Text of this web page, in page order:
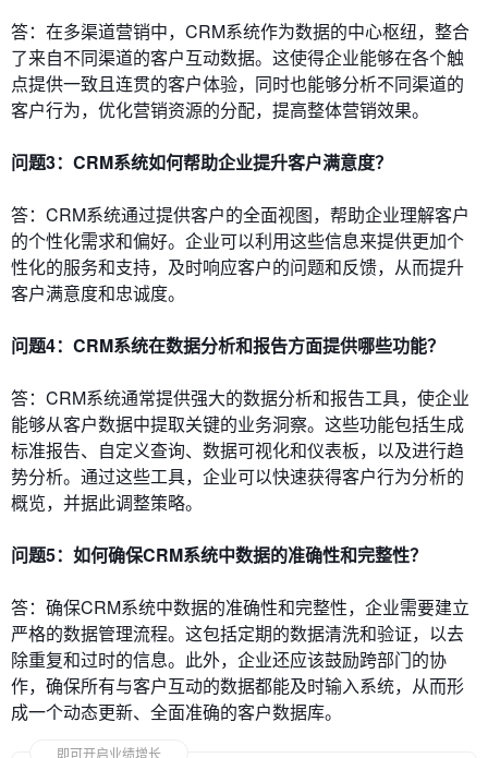
答：在多渠道营销中，CRM系统作为数据的中心枢纽，整合
了来自不同渠道的客户互动数据。这使得企业能够在各个触
点提供一致且连贯的客户体验，同时也能够分析不同渠道的
客户行为，优化营销资源的分配，提高整体营销效果。
问题3：CRM系统如何帮助企业提升客户满意度？
答：CRM系统通过提供客户的全面视图，帮助企业理解客户
的个性化需求和偏好。企业可以利用这些信息来提供更加个
性化的服务和支持，及时响应客户的问题和反馈，从而提升
客户满意度和忠诚度。
问题4：CRM系统在数据分析和报告方面提供哪些功能？
答：CRM系统通常提供强大的数据分析和报告工具，使企业
能够从客户数据中提取关键的业务洞察。这些功能包括生成
标准报告、自定义查询、数据可视化和仪表板，以及进行趋
势分析。通过这些工具，企业可以快速获得客户行为分析的
概览，并据此调整策略。
问题5：如何确保CRM系统中数据的准确性和完整性？
答：确保CRM系统中数据的准确性和完整性，企业需要建立
严格的数据管理流程。这包括定期的数据清洗和验证，以去
除重复和过时的信息。此外，企业还应该鼓励跨部门的协
作，确保所有与客户互动的数据都能及时输入系统，从而形
成一个动态更新、全面准确的客户数据库。
即可开启业绩增长